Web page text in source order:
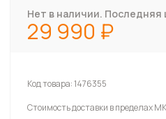
Нет в наличии. Последняя
29 990
Код товара:1476355
Стоимость доставки в пределах